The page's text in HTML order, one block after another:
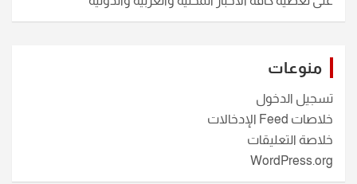
منوعات
تسجيل الدخول
خلاصات Feed الإدخالات
خلاصة التعليقات
WordPress.org